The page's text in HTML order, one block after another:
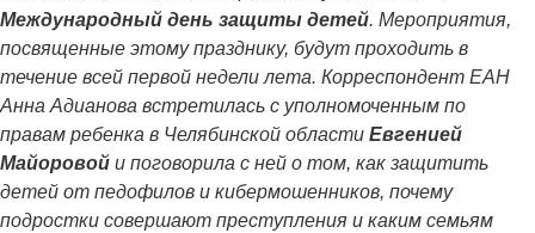
Международный день защиты детей. Мероприятия,
посвященные этому празднику, будут проходить в
течение всей первой недели лета. Корреспондент ЕАН
Анна Адианова встретилась с уполномоченным по
правам ребенка в Челябинской области Евгенией
Майоровой и поговорила с ней о том, как защитить
детей от педофилов и кибермошенников, почему
подростки совершают преступления и каким семьям